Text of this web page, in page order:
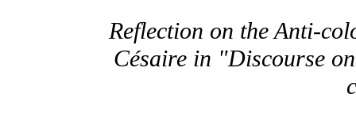
Reflection on the Anti-
Césaire in "Discourse